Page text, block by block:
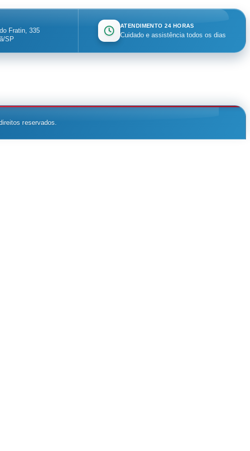
Fratin, 335
SP
ATENDIMENTO 24 HORAS
Cuidado e assistência todos os dias
reservados.